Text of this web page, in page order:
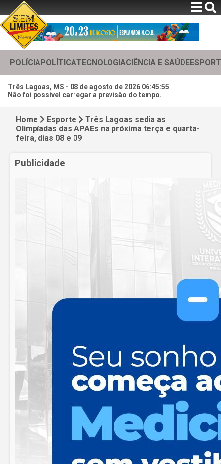
POLÍCIAPOLÍTICATECNOLOGIACIÊNCIA E SAÚDE
Três Lagoas, MS - 08 de agosto de 2026 06:45:57
Não foi possível carregar a previsão do tempo.
Home Esporte
Três Lagoas sedia as
Olimpíadas das APAEs na próxima terça e quarta-
feira, dias 08 e 09
Publicidade